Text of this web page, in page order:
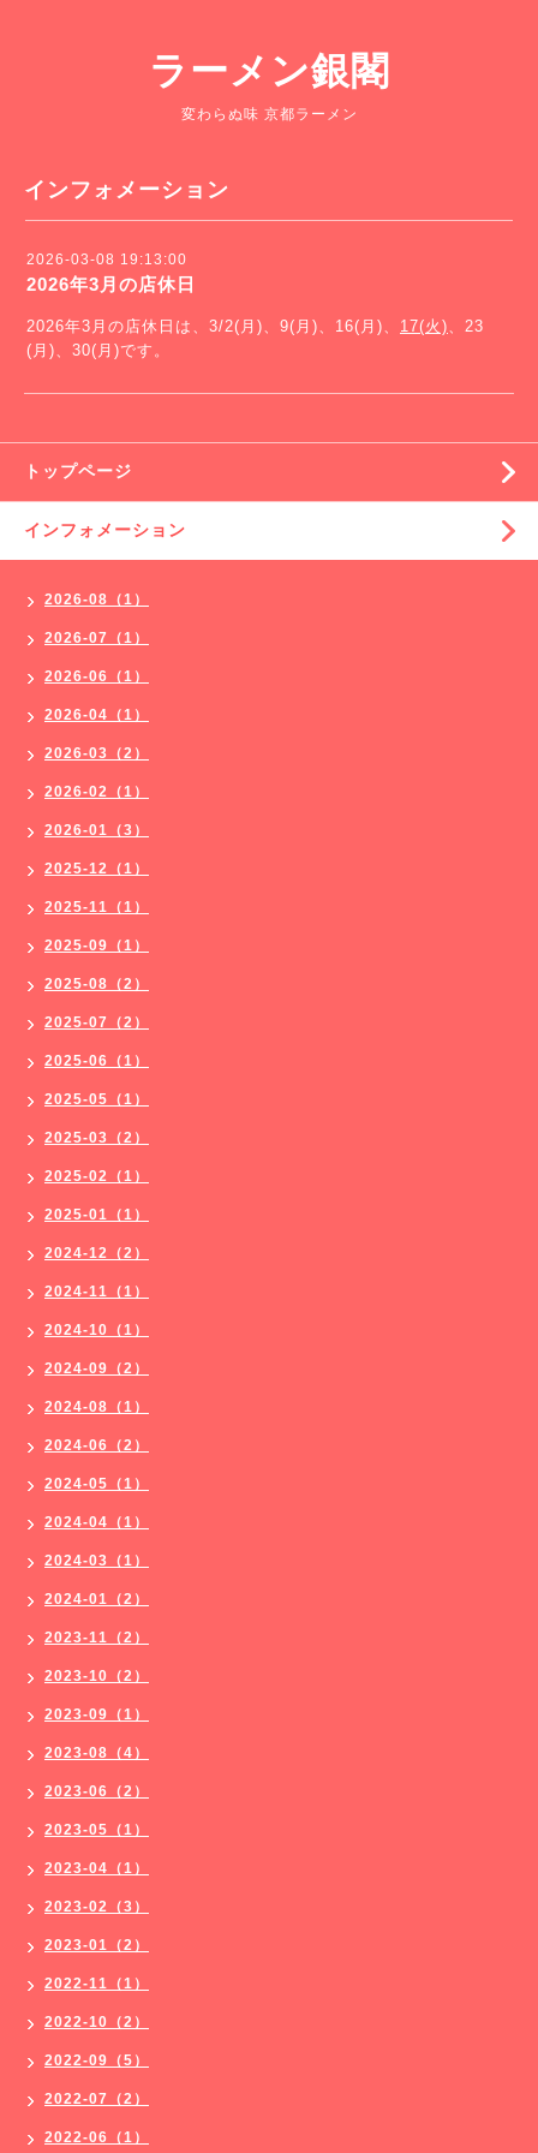
ラーメン銀閣
変わらぬ味 京都ラーメン
インフォメーション
2026-03-08 19:13:00
2026年3月の店休日
2026年3月の店休日は、3/2(月)、9(月)、16(月)、 17(火)、23
(月)、30(月)です。
トップページ
インフォメーション
2026-08（1）
2026-07（1）
2026-06（1）
2026-04（1）
2026-03（2）
2026-02（1）
2026-01（3）
2025-12（1）
2025-11（1）
2025-09（1）
2025-08（2）
2025-07（2）
2025-06（1）
2025-05（1）
2025-03（2）
2025-02（1）
2025-01（1）
2024-12（2）
2024-11（1）
2024-10（1）
2024-09（2）
2024-08（1）
2024-06（2）
2024-05（1）
2024-04（1）
2024-03（1）
2024-01（2）
2023-11（2）
2023-10（2）
2023-09（1）
2023-08（4）
2023-06（2）
2023-05（1）
2023-04（1）
2023-02（3）
2023-01（2）
2022-11（1）
2022-10（2）
2022-09（5）
2022-07（2）
2022-06（1）